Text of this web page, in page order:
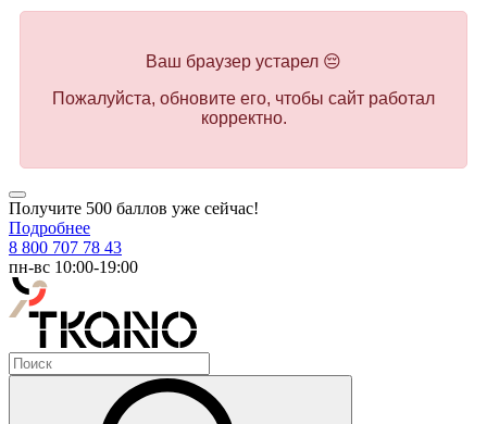
Ваш браузер устарел 😔
Пожалуйста, обновите его, чтобы сайт работал
корректно.
Получите 500 баллов уже сейчас!
Подробнее
8 800 707 78 43
пн-вс 10:00-19:00